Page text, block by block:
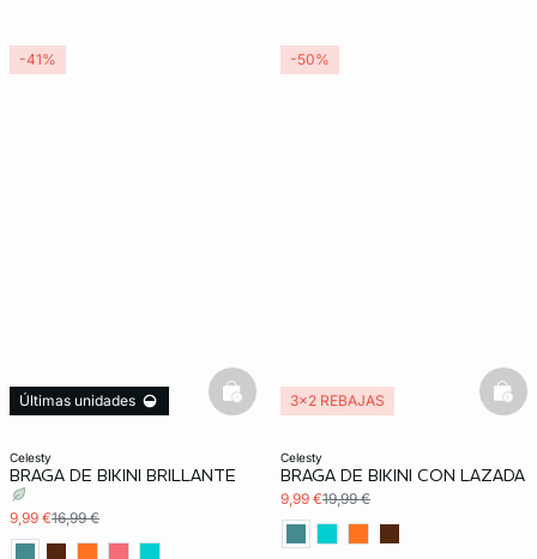
celesty
BRAGA DE BIKINI BRILLANTE
9,99 €16,99 €
Últimas unidades
basketfull
-41%
celesty
BRAGA DE BIKINI CON LAZADA
9,99 €19,99 €
3x2 REBAJAS
-50%